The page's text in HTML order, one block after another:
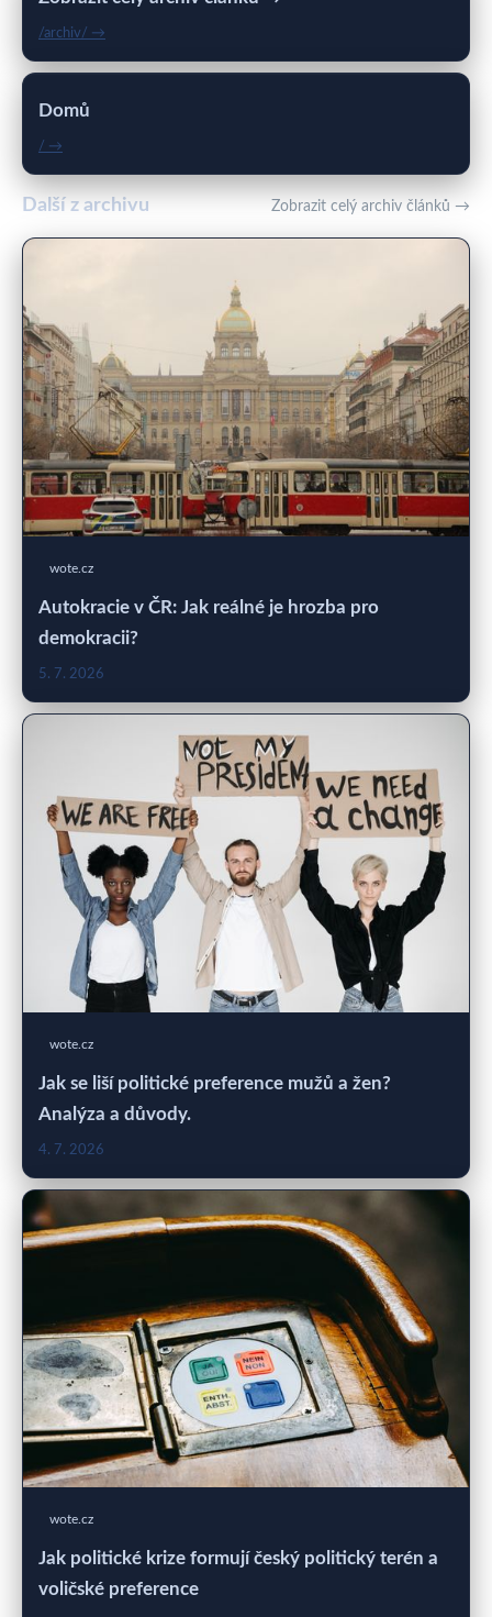
/archiv/ →
Domů
/ →
Další z archivu Zobrazit celý archiv článků →
wote.cz
Autokracie v ČR: Jak reálné je hrozba pro
demokracii?
5. 7. 2026
wote.cz
Jak se liší politické preference mužů a žen?
Analýza a důvody.
4. 7. 2026
wote.cz
Jak politické krize formují český politický terén a
voličské preference